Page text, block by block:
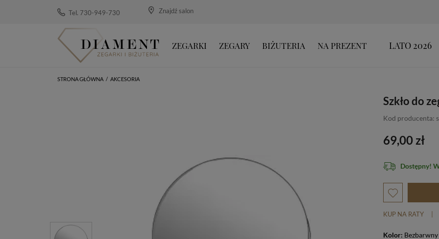
Tel. 730-949-730 Znajdź salon
ZEGARKI ZEGARY BIŻUTERIA NA PREZENT LATO 2026
STRONA GŁÓWNA / AKCESORIA
Szkło do
Kod producenta:
69,00 zł
Dostępny!
KUP NA RATY
Kolor: Bezbarwny